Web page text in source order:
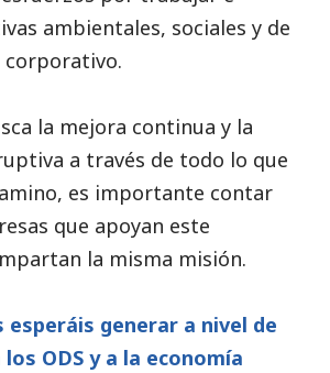
ambientales, sociales y de
corporativo.
la mejora continua y la
a través de todo lo que
es importante contar
que apoyan este
la misma misión.
esperáis generar a nivel de
ODS y a la economía